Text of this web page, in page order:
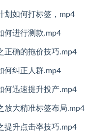
划如何打标签，mp4
何进行测款.mp4
正确的拖价技巧.mp4
何纠正人群.mp4
何迅速提升投产.mp4
放大精准标签布局.mp4
提升点击率技巧.mp4